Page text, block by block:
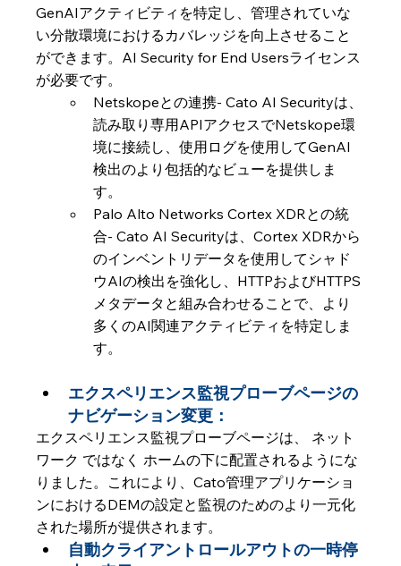
GenAIアクティビティを特定し、管理されていな
い分散環境におけるカバレッジを向上させること
ができます。AI Security for End Usersライセンス
が必要です。
Netskopeとの連携- Cato AI Securityは、
読み取り専用APIアクセスでNetskope環
境に接続し、使用ログを使用してGenAI
検出のより包括的なビューを提供しま
す。
Palo Alto Networks Cortex XDRとの統
合- Cato AI Securityは、Cortex XDRから
のインベントリデータを使用してシャド
ウAIの検出を強化し、HTTPおよびHTTPS
メタデータと組み合わせることで、より
多くのAI関連アクティビティを特定しま
す。
エクスペリエンス監視プローブページの
ナビゲーション変更：
エクスペリエンス監視プローブページは、 ネット
ワーク ではなく ホームの下に配置されるようにな
りました。これにより、Cato管理アプリケーショ
ンにおけるDEMの設定と監視のためのより一元化
された場所が提供されます。
自動クライアントロールアウトの一時停